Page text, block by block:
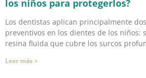
los niños para protegerlos?
Los dentistas aplican principalmente
preventivos en los dientes de los niños:
resina fluida que cubre los surcos
Leer más >